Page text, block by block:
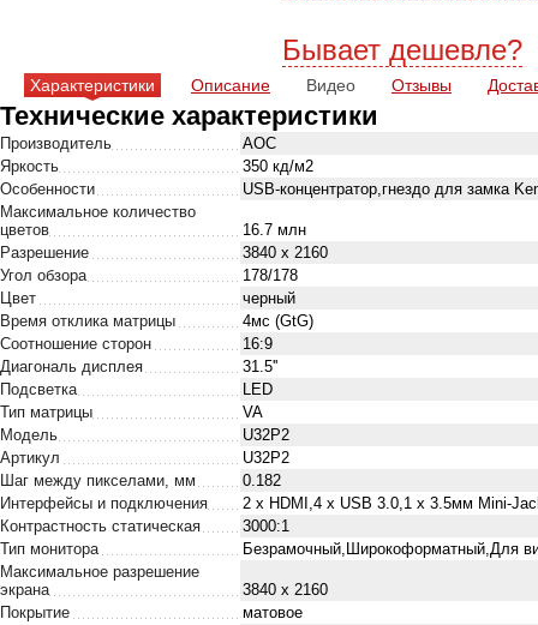
Бывает дешевле?
Характеристики Описание Видео Отзывы
Технические характеристики
Производитель
AOC
Яркость
350 кд/м2
Особенности
USB-концентратор,гнездо для замка
Максимальное количество
цветов
16.7 млн
Разрешение
3840 x 2160
Угол обзора
178/178
Цвет
черный
Время отклика матрицы
4мс (GtG)
Соотношение сторон
16:9
Диагональ дисплея
31.5''
Подсветка
LED
Тип матрицы
VA
Модель
U32P2
Артикул
U32P2
Шаг между пикселами, мм
0.182
Интерфейсы и подключения
2 х HDMI,4 x USB 3.0,1 х 3.5мм Mini-
Контрастность статическая
3000:1
Тип монитора
Безрамочный,Широкоформатный,Для
Максимальное разрешение
экрана
3840 x 2160
Покрытие
матовое